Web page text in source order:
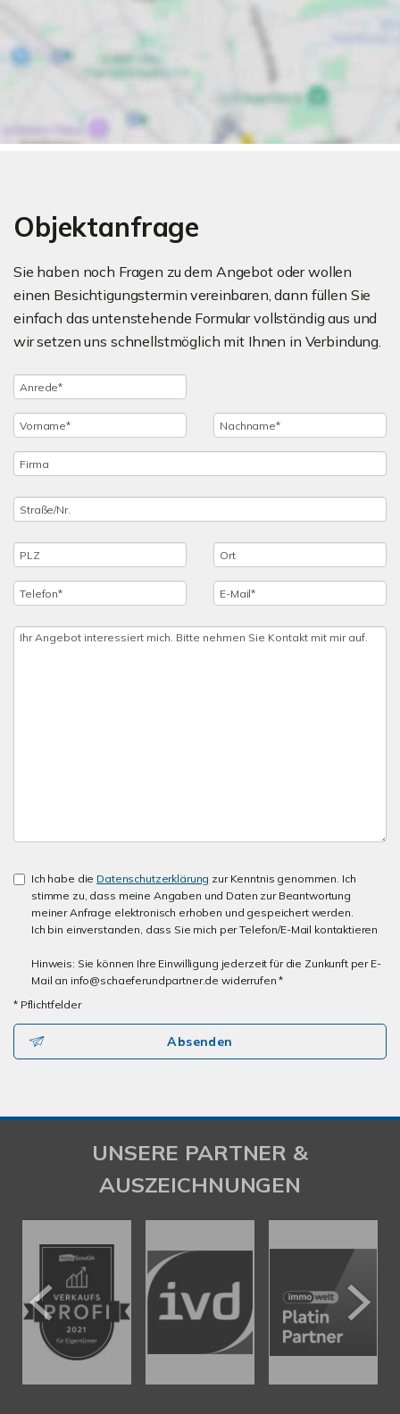
Objektanfrage
Sie haben noch Fragen zu dem Angebot oder wollen
einen Besichtigungstermin vereinbaren, dann füllen Sie
einfach das untenstehende Formular vollständig aus und
wir setzen uns schnellstmöglich mit Ihnen in Verbindung.
Ich habe die Datenschutzerklärung zur Kenntnis genommen. Ich
stimme zu, dass meine Angaben und Daten zur Beantwortung
meiner Anfrage elektronisch erhoben und gespeichert werden.
Ich bin einverstanden, dass Sie mich per Telefon/E-Mail kontaktieren
Hinweis: Sie können Ihre Einwilligung jederzeit für die Zunkunft per E-
Mail an info@schaeferundpartner.de widerrufen *
* Pflichtfelder
Absenden
UNSERE PARTNER &
AUSZEICHNUNGEN